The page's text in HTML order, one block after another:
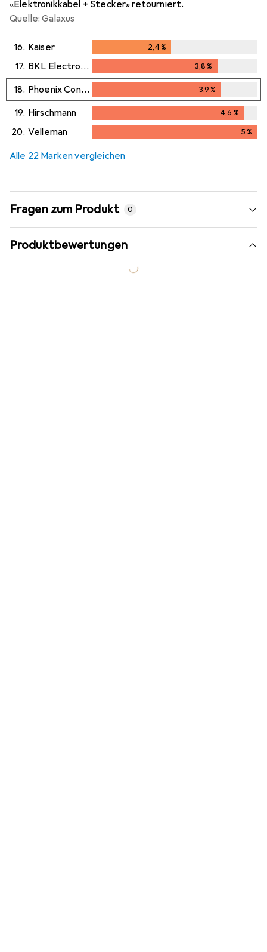
«Elektronikkabel + Stecker» retourniert.
Quelle: Galaxus
16. Kaiser 2,4%
17. BKL Electronic 3,8%
18. Phoenix Contact 3,9%
19. Hirschmann 4,6 %
4,6%
20. Velleman 5%
Alle 22 Marken vergleichen
Fragen zum Produkt 0
Produktbewertungen